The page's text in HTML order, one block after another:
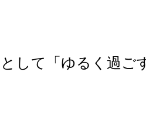
して「ゆるく過ご